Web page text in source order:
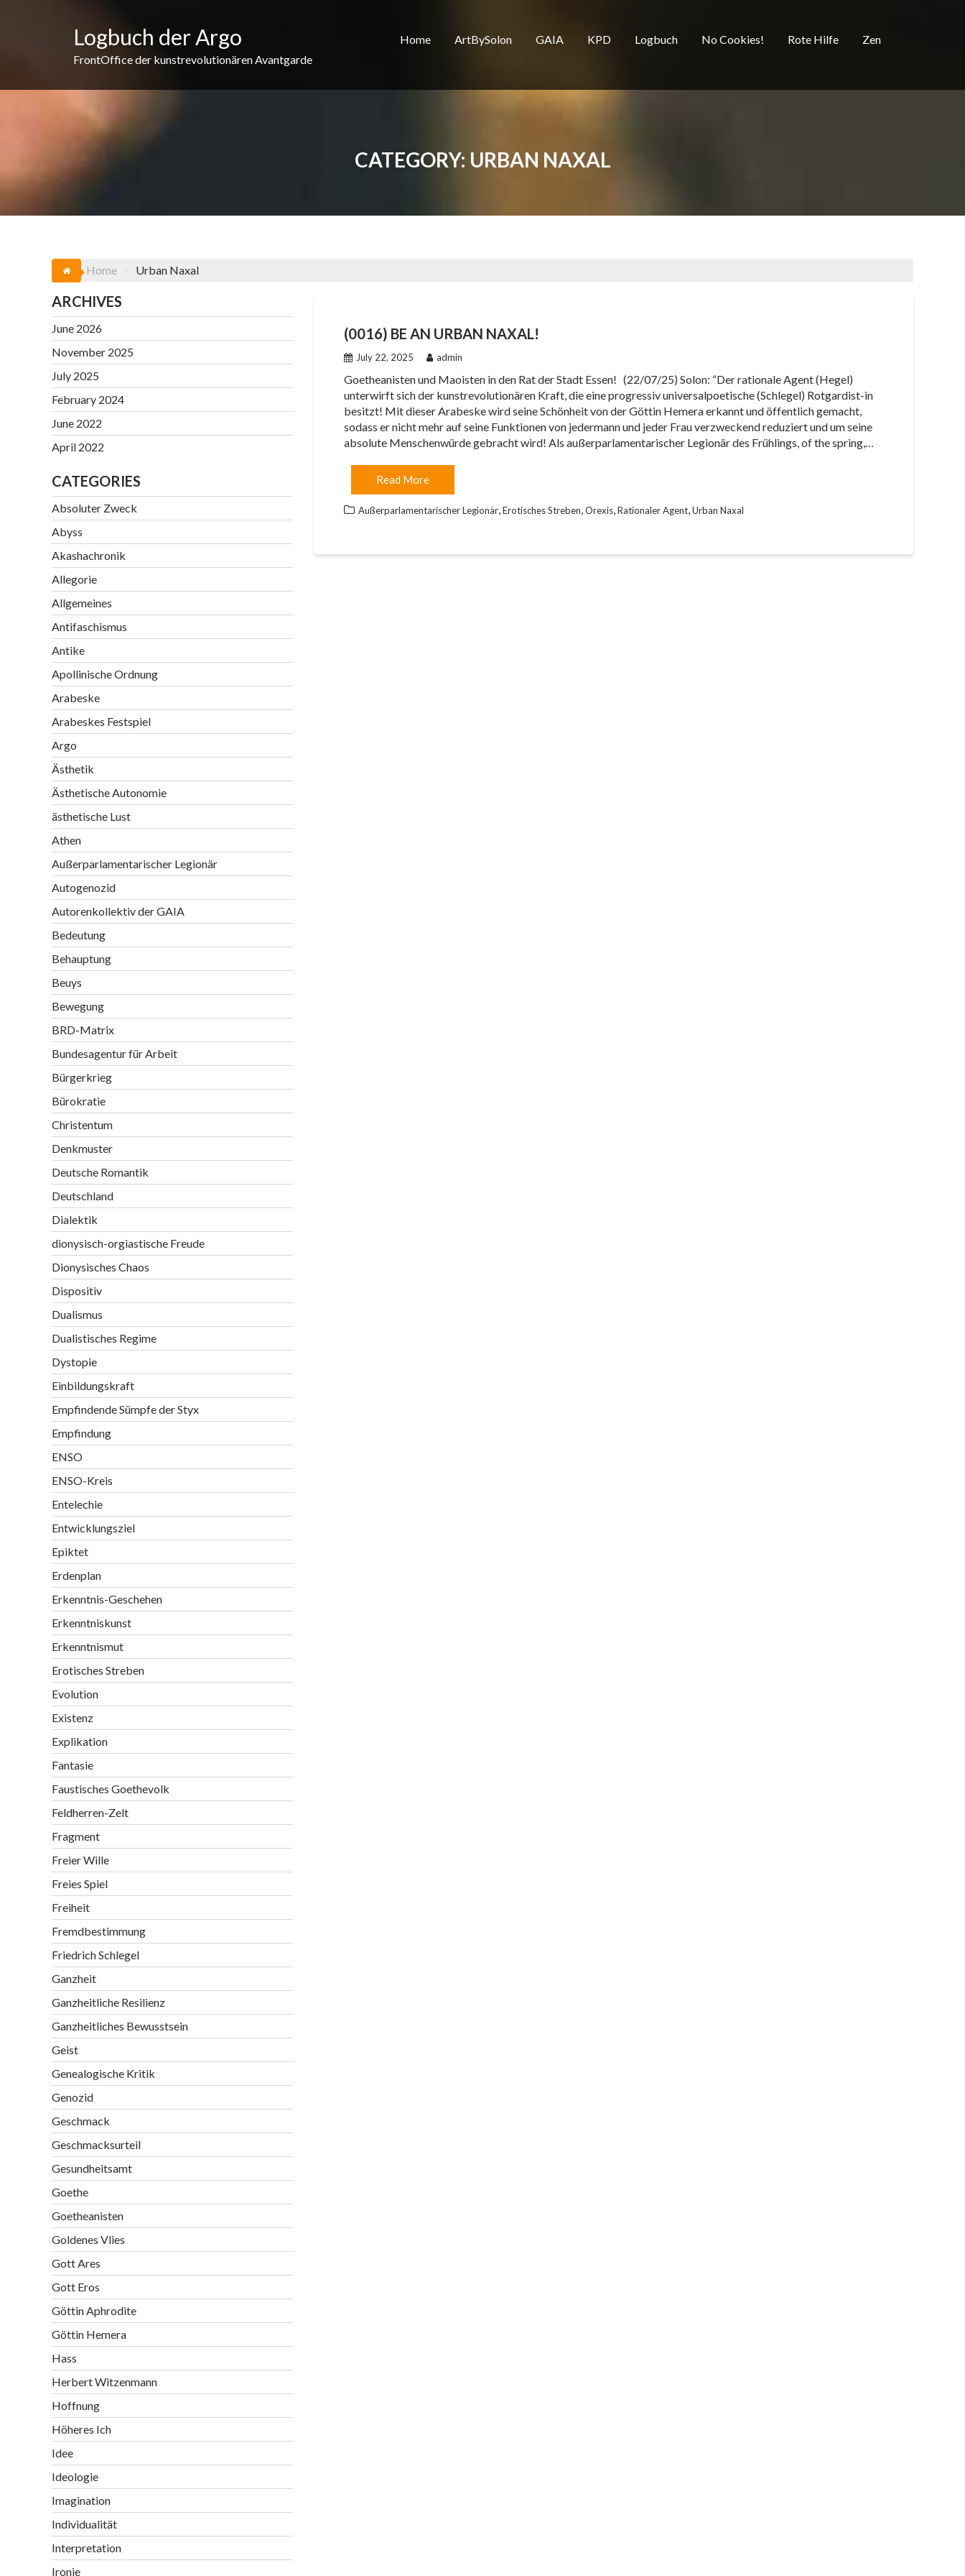
Logbuch der Argo
FrontOffice der kunstrevolutionären Avantgarde
Home ArtBySolon GAIA KPD Logbuch No Cookies! Rote Hilfe Zen
CATEGORY: URBAN NAXAL
Home Urban Naxal
(0016) BE AN URBAN NAXAL!
July 22, 2025 admin
Goetheanisten und Maoisten in den Rat der Stadt Essen! (22/07/25) Solon: “Der rationale Agent (Hegel)
unterwirft sich der kunstrevolutionären Kraft, die eine progressiv universalpoetische (Schlegel) Rotgardist-in
besitzt! Mit dieser Arabeske wird seine Schönheit von der Göttin Hemera erkannt und öffentlich gemacht,
sodass er nicht mehr auf seine Funktionen von jedermann und jeder Frau verzweckend reduziert und um seine
absolute Menschenwürde gebracht wird! Als außerparlamentarischer Legionär des Frühlings, of the spring,…
Read More
Außerparlamentarischer Legionär,Erotisches Streben,Orexis,Rationaler Agent,Urban Naxal
ARCHIVES
June 2026
November 2025
July 2025
February 2024
June 2022
April 2022
CATEGORIES
Absoluter Zweck
Abyss
Akashachronik
Allegorie
Allgemeines
Antifaschismus
Antike
Apollinische Ordnung
Arabeske
Arabeskes Festspiel
Argo
Ästhetik
Ästhetische Autonomie
ästhetische Lust
Athen
Außerparlamentarischer Legionär
Autogenozid
Autorenkollektiv der GAIA
Bedeutung
Behauptung
Beuys
Bewegung
BRD-Matrix
Bundesagentur für Arbeit
Bürgerkrieg
Bürokratie
Christentum
Denkmuster
Deutsche Romantik
Deutschland
Dialektik
dionysisch-orgiastische Freude
Dionysisches Chaos
Dispositiv
Dualismus
Dualistisches Regime
Dystopie
Einbildungskraft
Empfindende Sümpfe der Styx
Empfindung
ENSO
ENSO-Kreis
Entelechie
Entwicklungsziel
Epiktet
Erdenplan
Erkenntnis-Geschehen
Erkenntniskunst
Erkenntnismut
Erotisches Streben
Evolution
Existenz
Explikation
Fantasie
Faustisches Goethevolk
Feldherren-Zelt
Fragment
Freier Wille
Freies Spiel
Freiheit
Fremdbestimmung
Friedrich Schlegel
Ganzheit
Ganzheitliche Resilienz
Ganzheitliches Bewusstsein
Geist
Genealogische Kritik
Genozid
Geschmack
Geschmacksurteil
Gesundheitsamt
Goethe
Goetheanisten
Goldenes Vlies
Gott Ares
Gott Eros
Göttin Aphrodite
Göttin Hemera
Hass
Herbert Witzenmann
Hoffnung
Höheres Ich
Idee
Ideologie
Imagination
Individualität
Interpretation
Ironie